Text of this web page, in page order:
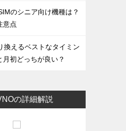
のシニア向け機種は？
意点
換えるベストなタイミン
月初どっちが良い？
の詳細解説